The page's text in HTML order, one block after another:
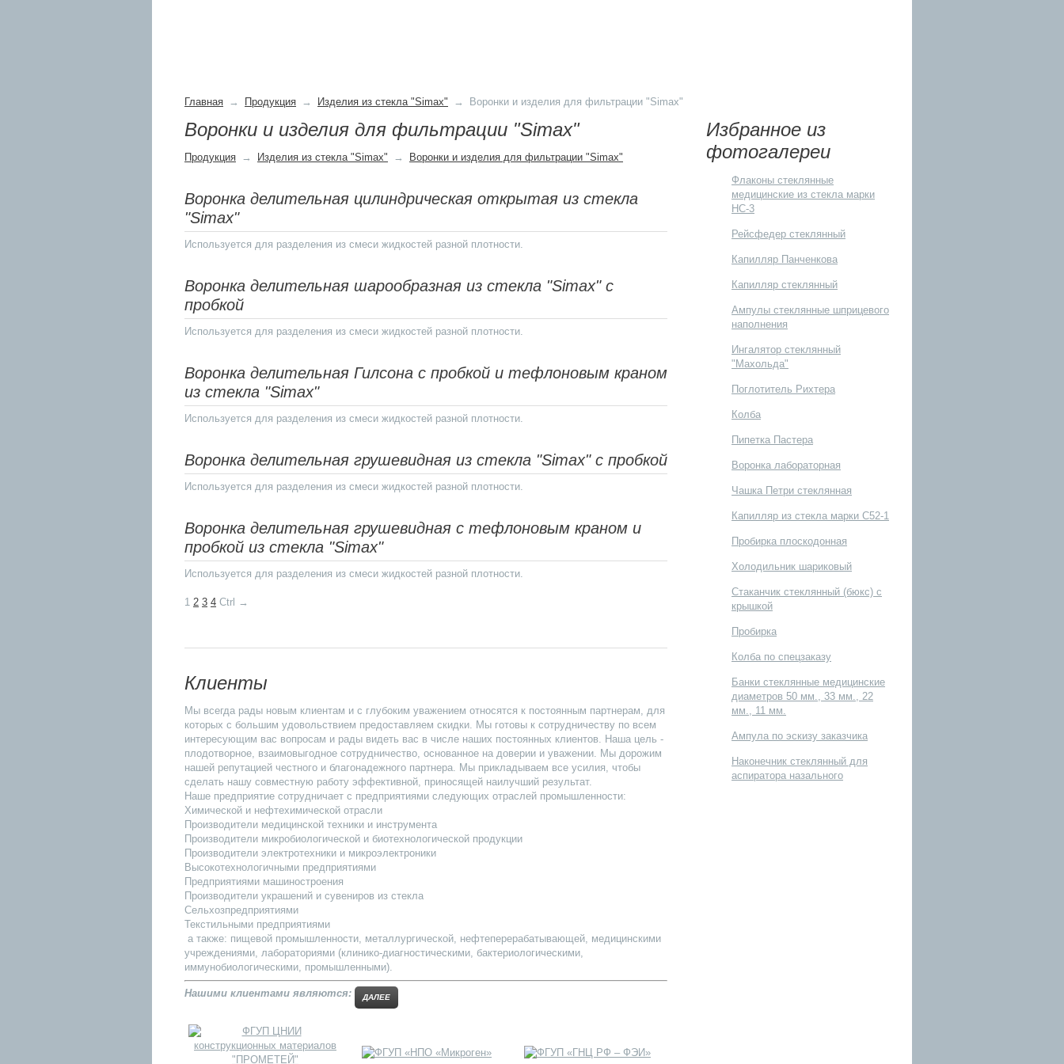
Стеклянный наконечник для аспиратора назального
Пипетка Пастера
Далее
Колба по спецзаказу
Колба по спецзаказу
Воронка лабораторная
Воронки лабораторные различных типоразмеров
Ампула по образцу заказчика
Главная → Продукция → Изделия из стекла "Simax" → Воронки и изделия для фильтрации "Simax"
Воронки и изделия для фильтрации "Simax"
Продукция → Изделия из стекла "Simax" → Воронки и изделия для фильтрации "Simax"
Воронка делительная цилиндрическая открытая из стекла
"Simax"
Используется для разделения из смеси жидкостей разной плотности.
Воронка делительная шарообразная из стекла "Simax" с
пробкой
Используется для разделения из смеси жидкостей разной плотности.
Воронка делительная Гилсона с пробкой и тефлоновым краном
из стекла "Simax"
Используется для разделения из смеси жидкостей разной плотности.
Воронка делительная грушевидная из стекла "Simax" с пробкой
Используется для разделения из смеси жидкостей разной плотности.
Воронка делительная грушевидная с тефлоновым краном и
пробкой из стекла "Simax"
Используется для разделения из смеси жидкостей разной плотности.
1 2 3 4 Ctrl →
Клиенты
Мы всегда рады новым клиентам и с глубоким уважением относятся к постоянным партнерам, для
которых с большим удовольствием предоставляем скидки. Мы готовы к сотрудничеству по всем
интересующим вас вопросам и рады видеть вас в числе наших постоянных клиентов. Наша цель -
плодотворное, взаимовыгодное сотрудничество, основанное на доверии и уважении. Мы дорожим
нашей репутацией честного и благонадежного партнера. Мы прикладываем все усилия, чтобы
сделать нашу совместную работу эффективной, приносящей наилучший результат.
Наше предприятие сотрудничает с предприятиями следующих отраслей промышленности:
Химической и нефтехимической отрасли
Производители медицинской техники и инструмента
Производители микробиологической и биотехнологической продукции
Производители электротехники и микроэлектроники
Высокотехнологичными предприятиями
Предприятиями машиностроения
Производители украшений и сувениров из стекла
Сельхозпредприятиями
Текстильными предприятиями
а также: пищевой промышленности, металлургической, нефтеперерабатывающей, медицинскими
учреждениями, лабораториями (клинико-диагностическими, бактериологическими,
иммунобиологическими, промышленными).
Нашими клиентами являются: ДАЛЕЕ
Избранное из
фотогалереи
Флаконы стеклянные
медицинские из стекла марки
НС-3
Рейсфедер стеклянный
Капилляр Панченкова
Капилляр стеклянный
Ампулы стеклянные шприцевого
наполнения
Ингалятор стеклянный
"Махольда"
Поглотитель Рихтера
Колба
Пипетка Пастера
Воронка лабораторная
Чашка Петри стеклянная
Капилляр из стекла марки С52-1
Пробирка плоскодонная
Холодильник шариковый
Стаканчик стеклянный (бюкс) с
крышкой
Пробирка
Колба по спецзаказу
Банки стеклянные медицинские
диаметров 50 мм., 33 мм., 22
мм., 11 мм.
Ампула по эскизу заказчика
Наконечник стеклянный для
аспиратора назального